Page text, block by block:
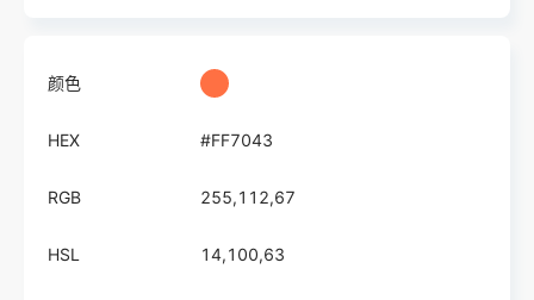
颜色
HEX #FF7043
RGB 255,112,67
HSL 14,100,63